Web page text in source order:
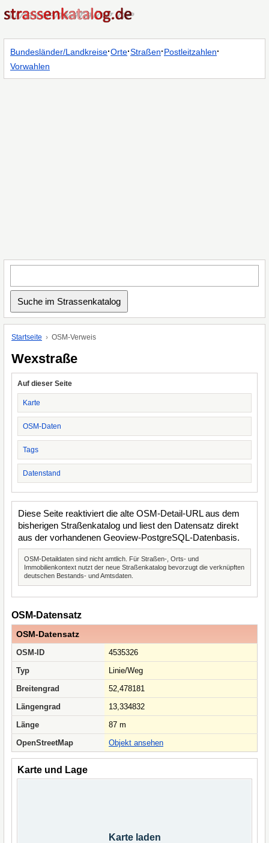
Bundesländer/Landkreise·Orte·Straßen·Postleitzahlen·
Vorwahlen
Startseite OSM-Verweis
Wexstraße
Auf dieser Seite
Karte
OSM-Daten
Tags
Datenstand
Diese Seite reaktiviert die alte OSM-Detail-URL aus dem
bisherigen Straßenkatalog und liest den Datensatz direkt
aus der vorhandenen Geoview-PostgreSQL-Datenbasis.
OSM-Detaildaten sind nicht amtlich. Für Straßen-, Orts- und
Immobilienkontext nutzt der neue Straßenkatalog bevorzugt die verknüpften
deutschen Bestands- und Amtsdaten.
OSM-Datensatz
OSM-Datensatz
OSM-ID
4535326
Typ
Linie/Weg
Breitengrad
52,478181
Längengrad
13,334832
Länge
87 m
OpenStreetMap
Objekt ansehen
Karte und Lage
Karte laden